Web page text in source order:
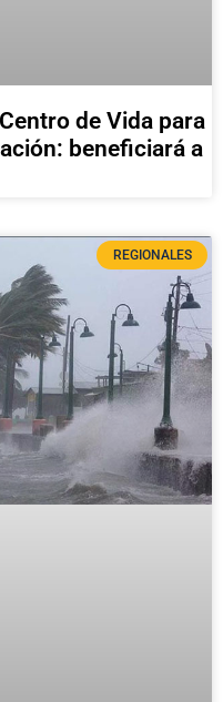
de Vida para
beneficiará a
REGIONALES